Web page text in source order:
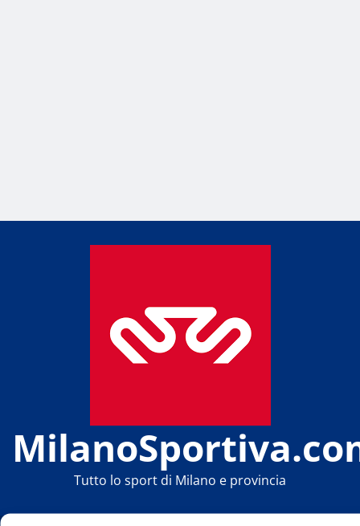
Tutto lo sport di Milano e provincia